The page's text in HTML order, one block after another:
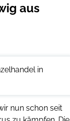
aus
nun schon seit